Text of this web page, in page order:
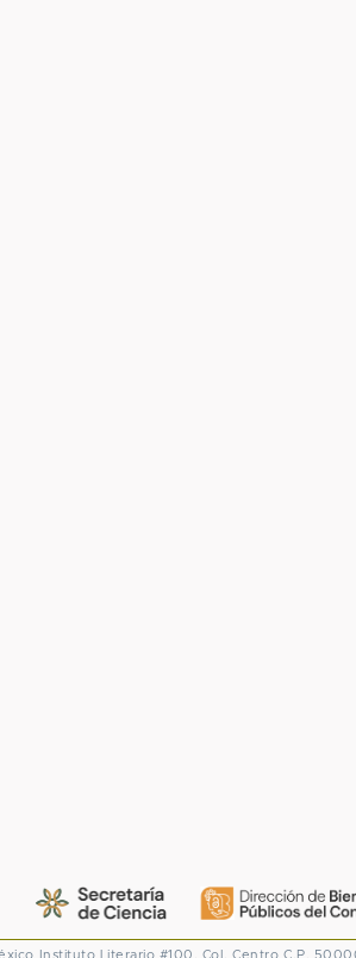
Instituto Literario #100. Col. Centro C.P.